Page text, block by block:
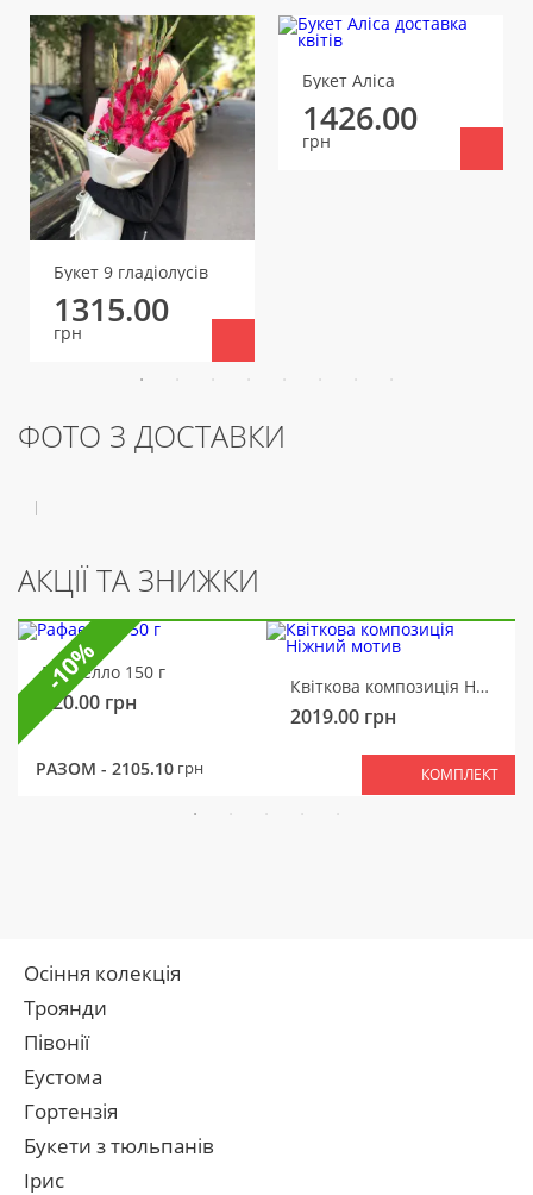
Букет 9 гладіолусів
1315.00
грн
Букет Аліса
1426.00
грн
ФОТО З ДОСТАВКИ
АКЦІЇ ТА ЗНИЖКИ
Рафаелло 150 г
320.00 грн
Квіткова композиція Ніжний мотив
2019.00 грн
РАЗОМ - 2105.10 грн КОМПЛЕКТ
-10%
Осіння колекція
Троянди
Півонії
Еустома
Гортензія
Букети з тюльпанів
Ірис